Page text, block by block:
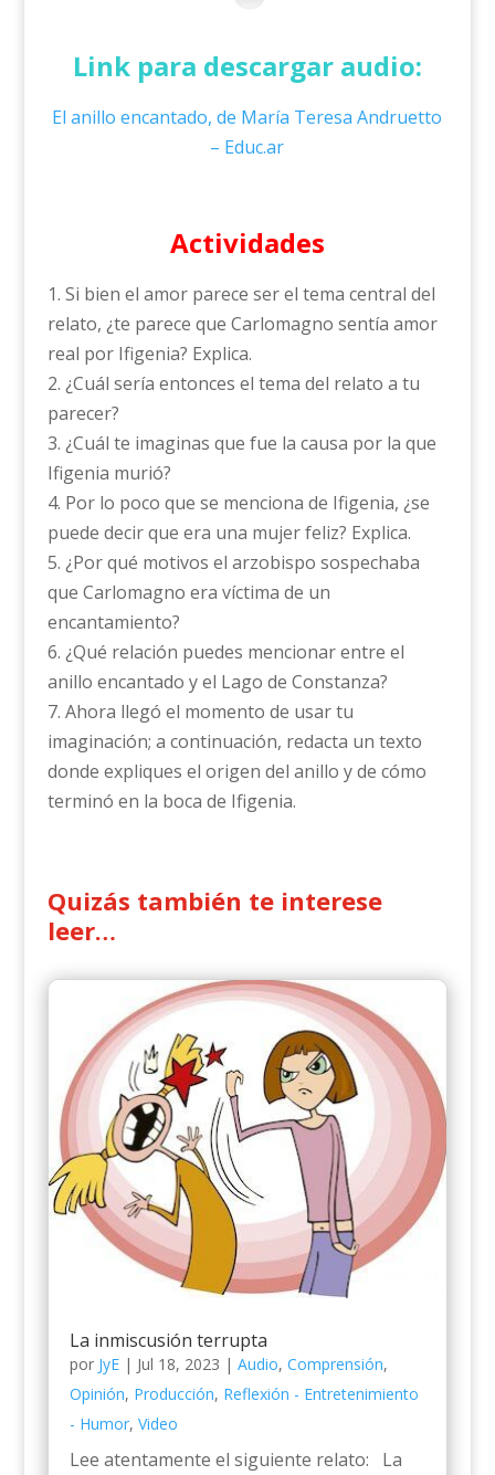
Link para descargar audio:
El anillo encantado, de María Teresa Andruetto
– Educ.ar
Actividades
1. Si bien el amor parece ser el tema central del
relato, ¿te parece que Carlomagno sentía amor
real por Ifigenia? Explica.
2. ¿Cuál sería entonces el tema del relato a tu
parecer?
3. ¿Cuál te imaginas que fue la causa por la que
Ifigenia murió?
4. Por lo poco que se menciona de Ifigenia, ¿se
puede decir que era una mujer feliz? Explica.
5. ¿Por qué motivos el arzobispo sospechaba
que Carlomagno era víctima de un
encantamiento?
6. ¿Qué relación puedes mencionar entre el
anillo encantado y el Lago de Constanza?
7. Ahora llegó el momento de usar tu
imaginación; a continuación, redacta un texto
donde expliques el origen del anillo y de cómo
terminó en la boca de Ifigenia.
Quizás también te interese
leer…
La inmiscusión terrupta
por JyE| Jul 18, 2023 | Audio, Comprensión,
Opinión, Producción, Reflexión - Entretenimiento
- Humor, Video
Lee atentamente el siguiente relato: La